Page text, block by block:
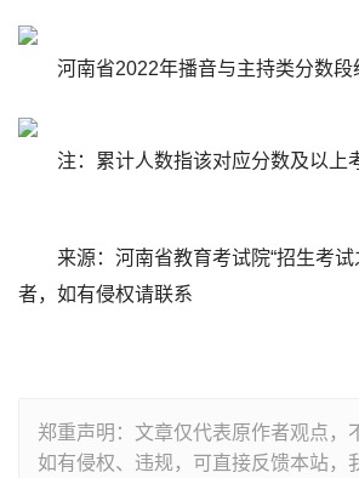
河南省2022年播音与主持类分数段
注：累计人数指该对应分数及以上
来源：河南省教育考试院“招生考
者，如有侵权请联系
郑重声明：文章仅代表原作者观点，
如有侵权、违规，可直接反馈本站，